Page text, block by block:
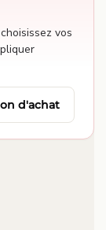
vos
d'achat